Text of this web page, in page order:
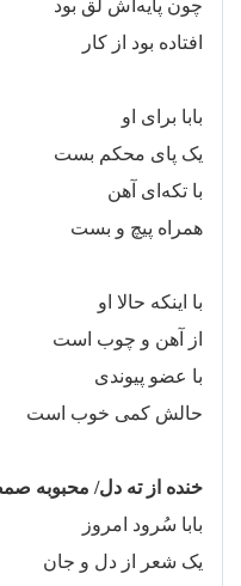
چون پایه اش لق بود
افتاده بود از کار
بابا برای او
یک پای محکم بست
با تکه ای آهن
همراه پیچ و بست
با اینکه حالا او
از آهن و چوب است
با عضو پیوندی
حالش کمی خوب است
خنده از ته دل/ محبوبه
بابا سُرود امروز
یک شعر از دل و جان